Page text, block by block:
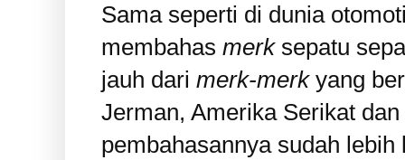
Sama seperti di dunia
membahas merksepatu
jauh dari merk-merkyang
Jerman, Amerika Serikat
pembahasannya sudah